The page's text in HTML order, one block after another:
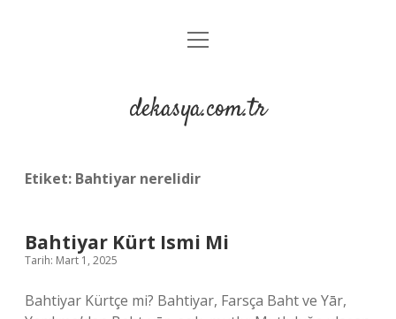
Anasayfa
Yasal Uyarı
menüyü
dekasya.com.tr
Etiket: Bahtiyar nerelidir
Bahtiyar Kürt Ismi Mi
Tarih: Mart 1, 2025
Bahtiyar Kürtçe mi? Bahtiyar, Farsça Baht ve Yār,